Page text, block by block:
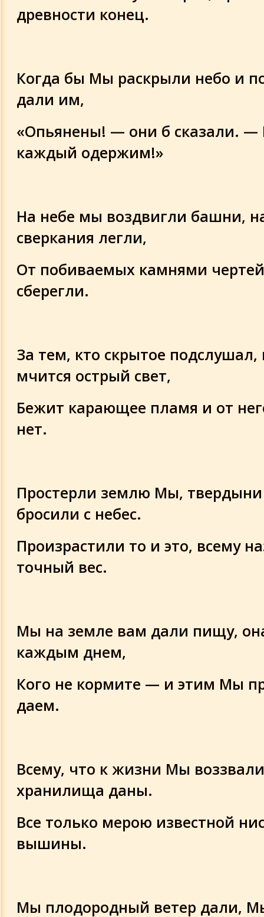
древности конец.
Когда бы Мы раскрыли небо и
дали им,
«Опьянены! — они б сказали.
каждый одержим!»
На небе мы воздвигли башни,
сверкания легли,
От побиваемых камнями
сберегли.
За тем, кто скрытое подслушал,
мчится острый свет,
Бежит карающее пламя и от
нет.
Простерли землю Мы,
бросили с небес.
Произрастили то и это, всему
точный вес.
Мы на земле вам дали пищу,
каждым днем,
Кого не кормите — и этим Мы
даем.
Всему, что к жизни Мы
хранилища даны.
Все только мерою известной
вышины.
Мы плодородный ветер дали,